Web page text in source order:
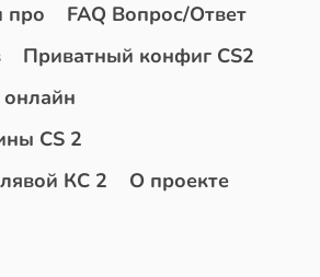
про
FAQ Вопрос/Ответ
Приватный конфиг CS2
онлайн
CS 2
КС 2
О проекте